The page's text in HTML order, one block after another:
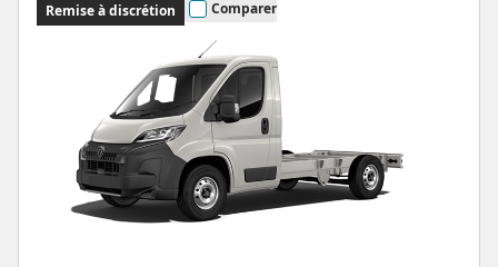
Remise à discrétion Comparer